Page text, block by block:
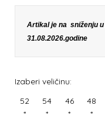
Artikal je na sniženju u
31.08.2026.godine
Izaberi veličinu:
52
*
54
*
46
*
48
*